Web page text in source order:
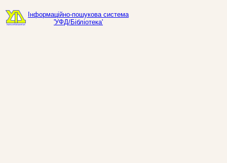
Інформаційно-пошукова система
'УФД/Бібліотека'